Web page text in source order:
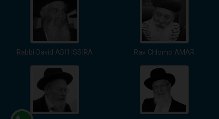
Rabbi David ABI'HSSIRA Rav Chlomo AMAR